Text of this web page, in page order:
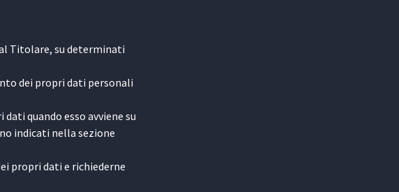
Titolare, su determinati
dei propri dati personali
quando esso avviene su
indicati nella sezione
propri dati e richiederne